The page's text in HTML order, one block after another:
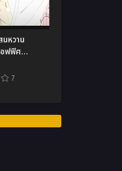
หวาน
ฟฟิศ
Life
7